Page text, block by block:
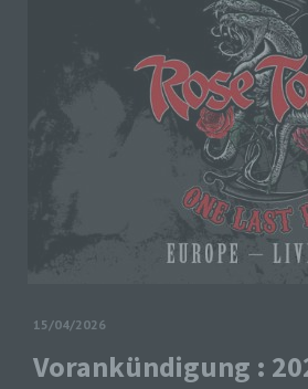
15/04/2026
Vorankündigung :